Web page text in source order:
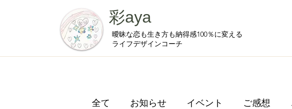
彩aya
曖昧な恋も生き方も納得感100％に変える
ライフデザインコーチ
全て お知らせ イベント ご感想